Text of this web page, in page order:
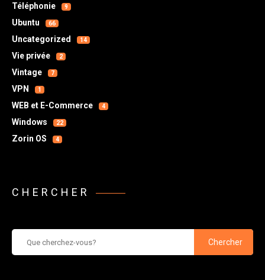
Téléphonie 9
Ubuntu 66
Uncategorized 14
Vie privée 2
Vintage 7
VPN 1
WEB et E-Commerce 4
Windows 22
Zorin OS 4
CHERCHER